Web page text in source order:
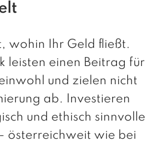
wohin Ihr Geld fließt.
leisten einen Beitrag für
und zielen nicht
ab. Investieren
und ethisch sinnvolle
österreichweit wie bei